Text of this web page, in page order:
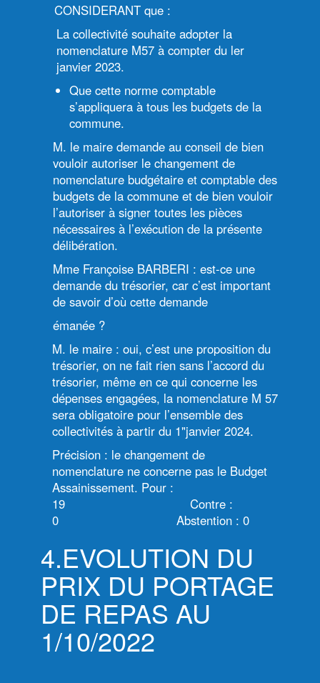
CONSIDERANT que :
La collectivité souhaite adopter la
nomenclature M57 à compter du ler
janvier 2023.
Que cette norme comptable
s’appliquera à tous les budgets de la
commune.
M. le maire demande au conseil de bien
vouloir autoriser le changement de
nomenclature budgétaire et comptable des
budgets de la commune et de bien vouloir
l’autoriser à signer toutes les pièces
nécessaires à l’exécution de la présente
délibération.
Mme Françoise BARBERI : est-ce une
demande du trésorier, car c’est important
de savoir d’où cette demande
émanée ?
M. le maire : oui, c’est une proposition du
trésorier, on ne fait rien sans l’accord du
trésorier, même en ce qui concerne les
dépenses engagées, la nomenclature M 57
sera obligatoire pour l’ensemble des
collectivités à partir du 1"janvier 2024.
Précision : le changement de
nomenclature ne concerne pas le Budget
Assainissement. Pour :
19 Contre :
0 Abstention : 0
4.EVOLUTION DU
PRIX DU PORTAGE
DE REPAS AU
1/10/2022